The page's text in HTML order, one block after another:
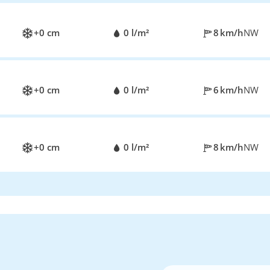
+0 cm 0 l/m² 8 km/hNW
+0 cm 0 l/m² 6 km/hNW
+0 cm 0 l/m² 8 km/hNW